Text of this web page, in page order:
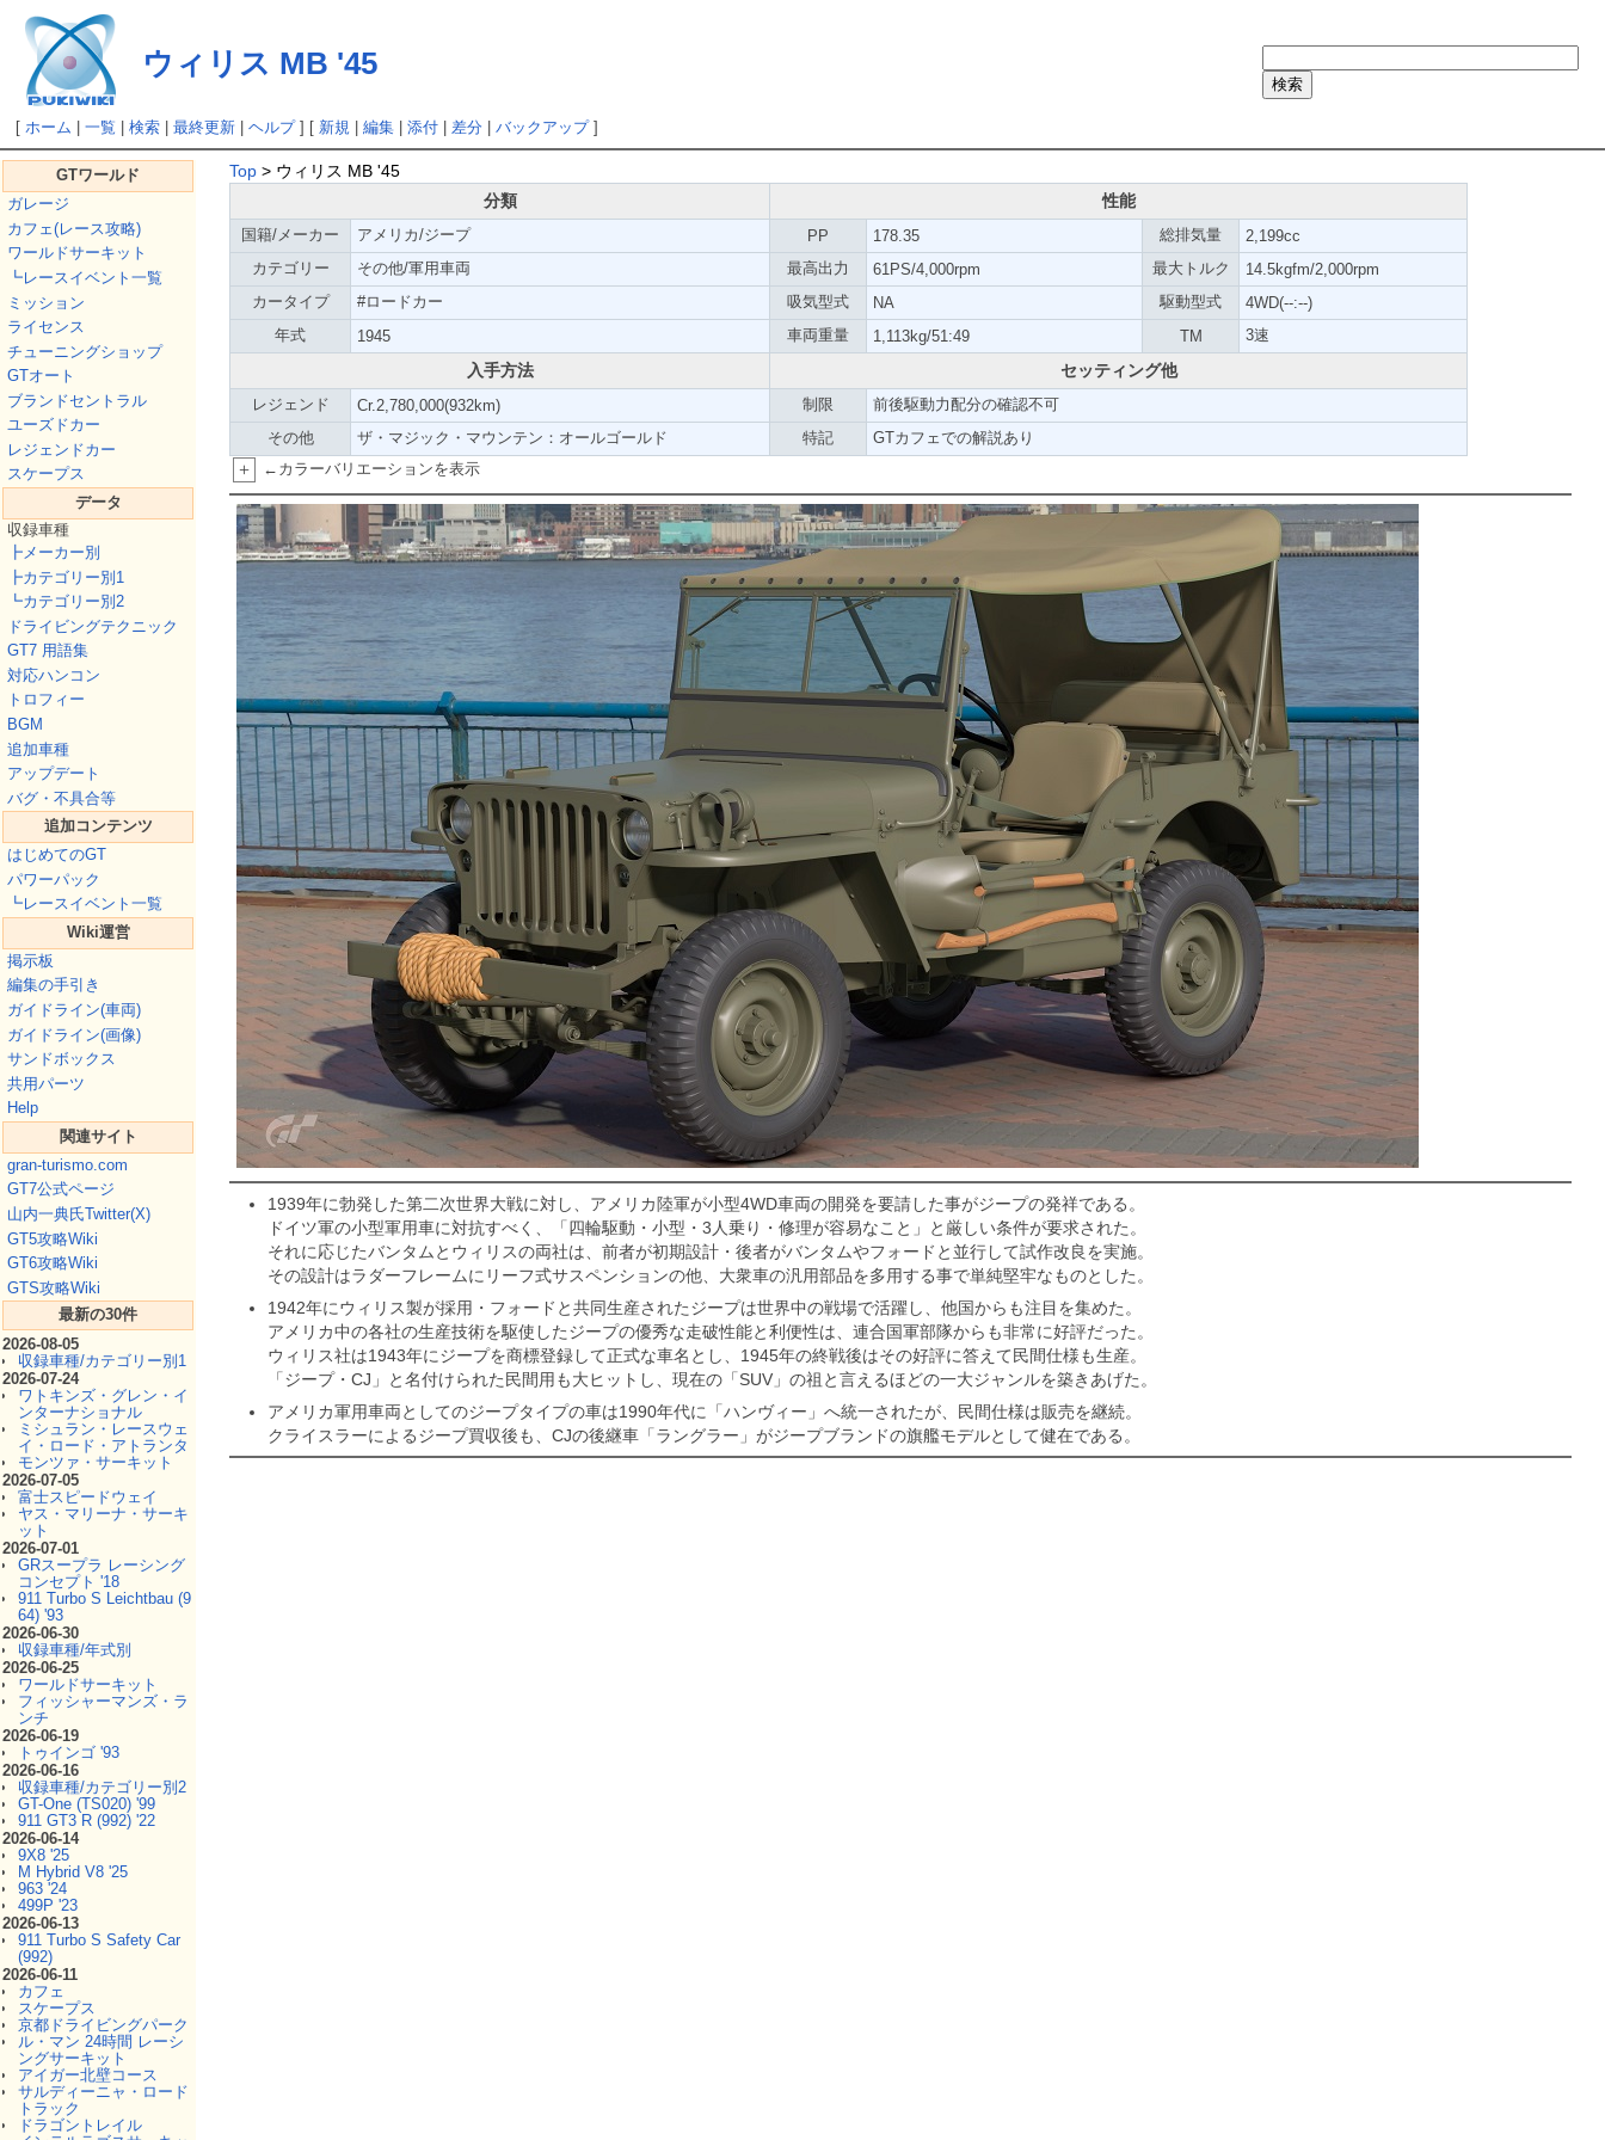
ウィリス MB '45
[ホーム |一覧 |検索 |最終更新 |ヘルプ] [ 新規 |編集 |添付 |差分 |バックアップ]
GTワールド
ガレージ
カフェ(レース攻略)
ワールドサーキット
┗レースイベント一覧
ミッション
ライセンス
チューニングショップ
GTオート
ブランドセントラル
ユーズドカー
レジェンドカー
スケープス
データ
収録車種
┣メーカー別
┣カテゴリー別1
┗カテゴリー別2
ドライビングテクニック
GT7 用語集
対応ハンコン
トロフィー
BGM
追加車種
アップデート
バグ・不具合等
追加コンテンツ
はじめてのGT
パワーパック
┗レースイベント一覧
Wiki運営
掲示板
編集の手引き
ガイドライン(車両)
ガイドライン(画像)
サンドボックス
共用パーツ
Help
関連サイト
gran-turismo.com
GT7公式ページ
山内一典氏Twitter(X)
GT5攻略Wiki
GT6攻略Wiki
GTS攻略Wiki
最新の30件
2026-08-05
収録車種/カテゴリー別1
2026-07-24
ワトキンズ・グレン・イ
ンターナショナル
ミシュラン・レースウェ
イ・ロード・アトランタ
モンツァ・サーキット
2026-07-05
富士スピードウェイ
ヤス・マリーナ・サーキ
ット
2026-07-01
GRスープラ レーシング
コンセプト '18
911 Turbo S Leichtbau (9
64) '93
2026-06-30
収録車種/年式別
2026-06-25
ワールドサーキット
フィッシャーマンズ・ラ
ンチ
2026-06-19
トゥインゴ '93
2026-06-16
収録車種/カテゴリー別2
GT-One (TS020) '99
911 GT3 R (992) '22
2026-06-14
9X8 '25
M Hybrid V8 '25
963 '24
499P '23
2026-06-13
911 Turbo S Safety Car
(992)
2026-06-11
カフェ
スケープス
京都ドライビングパーク
ル・マン 24時間 レーシ
ングサーキット
アイガー北壁コース
サルディーニャ・ロード
トラック
ドラゴントレイル
Top > ウィリス MB '45
分類
性能
国籍/メーカー アメリカ/ジープ PP 178.35 総排気量
2,199cc
カテゴリー
その他/軍用車両 最高出力 61PS/4,000rpm 最大トルク
14.5kgfm/2,000rpm
カータイプ
#ロードカー 吸気型式 NA 駆動型式
4WD(--:--)
年式
1945 車両重量 1,113kg/51:49 TM 3速
入手方法 セッティング他
レジェンド Cr.2,780,000(932km) 制限
前後駆動力配分の確認不可
その他
ザ・マジック・マウンテン：オールゴールド 特記 GTカフェでの解説あり
+ ←カラーバリエーションを表示
1939年に勃発した第二次世界大戦に対し、アメリカ陸軍が小型4WD車両の開発を要請した事がジープの発祥である。
ドイツ軍の小型軍用車に対抗すべく、「四輪駆動・小型・3人乗り・修理が容易なこと」と厳しい条件が要求された。
それに応じたバンタムとウィリスの両社は、前者が初期設計・後者がバンタムやフォードと並行して試作改良を実施。
その設計はラダーフレームにリーフ式サスペンションの他、大衆車の汎用部品を多用する事で単純堅牢なものとした。
1942年にウィリス製が採用・フォードと共同生産されたジープは世界中の戦場で活躍し、他国からも注目を集めた。
アメリカ中の各社の生産技術を駆使したジープの優秀な走破性能と利便性は、連合国軍部隊からも非常に好評だった。
ウィリス社は1943年にジープを商標登録して正式な車名とし、1945年の終戦後はその好評に答えて民間仕様も生産。
「ジープ・CJ」と名付けられた民間用も大ヒットし、現在の「SUV」の祖と言えるほどの一大ジャンルを築きあげた。
アメリカ軍用車両としてのジープタイプの車は1990年代に「ハンヴィー」へ統一されたが、民間仕様は販売を継続。
クライスラーによるジープ買収後も、CJの後継車「ラングラー」がジープブランドの旗艦モデルとして健在である。